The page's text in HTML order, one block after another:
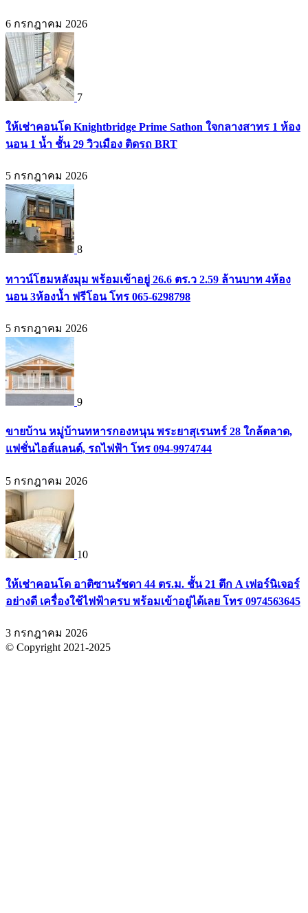
6 กรกฎาคม 2026
7
ให้เช่าคอนโด Knightbridge Prime Sathon ใจกลางสาทร 1 ห้อง
นอน 1 น้ำ ชั้น 29 วิวเมือง ติดรถ BRT
5 กรกฎาคม 2026
8
ทาวน์โฮมหลังมุม พร้อมเข้าอยู่ 26.6 ตร.ว 2.59 ล้านบาท 4ห้อง
นอน 3ห้องน้ำ ฟรีโอน โทร 065-6298798
5 กรกฎาคม 2026
9
ขายบ้าน หมู่บ้านทหารกองหนุน พระยาสุเรนทร์ 28 ใกล้ตลาด,
แฟชั่นไอส์แลนด์, รถไฟฟ้า โทร 094-9974744
5 กรกฎาคม 2026
10
ให้เช่าคอนโด อาติซานรัชดา 44 ตร.ม. ชั้น 21 ตึก A เฟอร์นิเจอร์
อย่างดี เครื่องใช้ไฟฟ้าครบ พร้อมเข้าอยู่ได้เลย โทร 0974563645
3 กรกฎาคม 2026
© Copyright 2021-2025